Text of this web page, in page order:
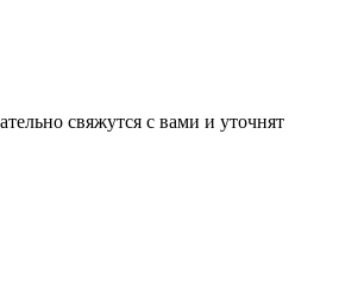
свяжутся с вами и уточнят